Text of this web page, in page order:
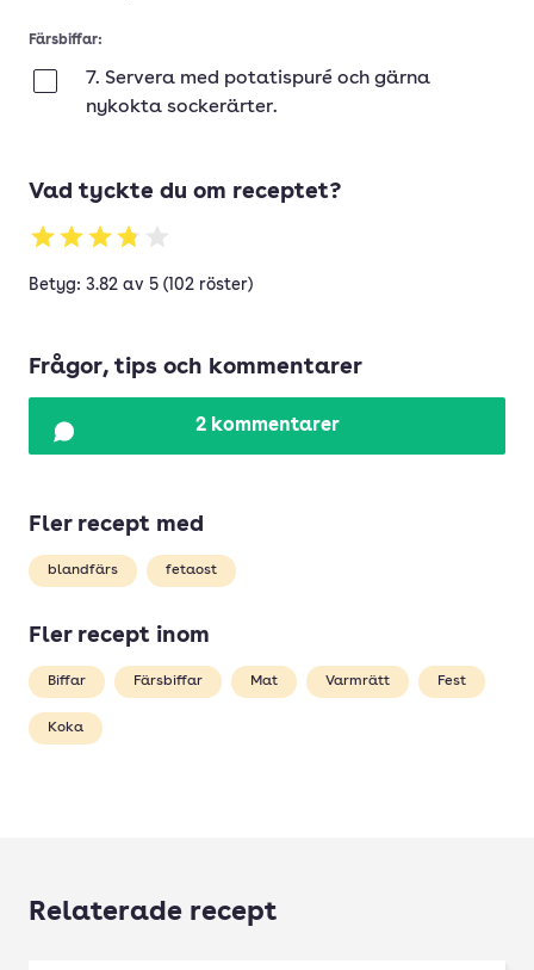
Färsbiffar:
7. Servera med potatispuré och gärna
nykokta sockerärter.
Vad tyckte du om receptet?
Betyg: 3.82 av 5 (102 röster)
Frågor, tips och kommentarer
2 kommentarer
Fler recept med
blandfärs fetaost
Fler recept inom
Biffar Färsbiffar Mat Varmrätt Fest
Koka
Relaterade recept